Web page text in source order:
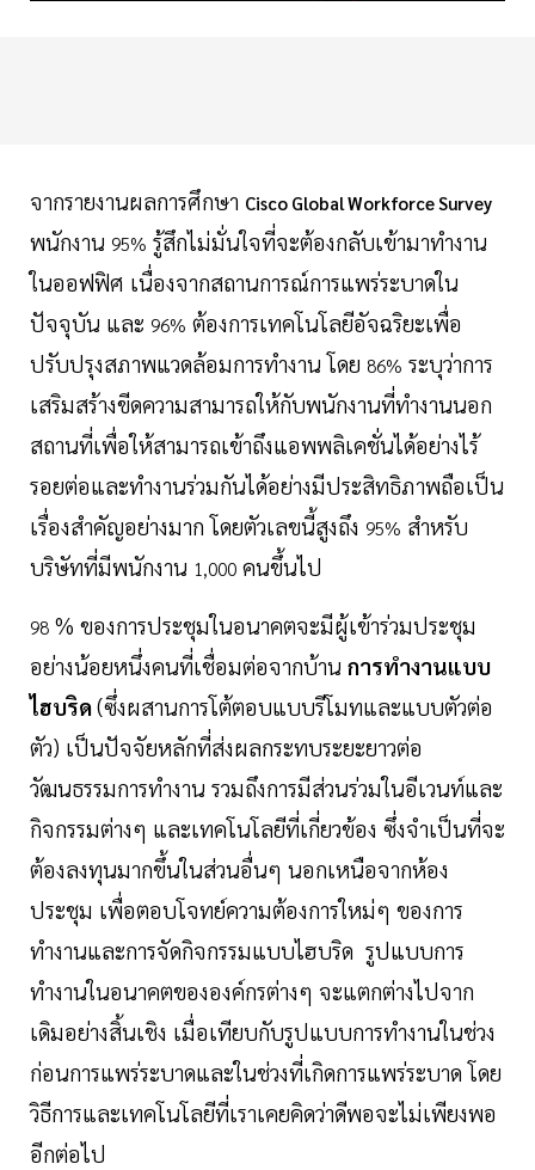
จากรายงานผลการศึกษา Cisco Global Workforce Survey
พนักงาน 95% รู้สึกไม่มั่นใจที่จะต้องกลับเข้ามาทำงาน
ในออฟฟิศ เนื่องจากสถานการณ์การแพร่ระบาดใน
ปัจจุบัน และ 96% ต้องการเทคโนโลยีอัจฉริยะเพื่อ
ปรับปรุงสภาพแวดล้อมการทำงาน โดย 86% ระบุว่าการ
เสริมสร้างขีดความสามารถให้กับพนักงานที่ทำงานนอก
สถานที่เพื่อให้สามารถเข้าถึงแอพพลิเคชั่นได้อย่างไร้
รอยต่อและทำงานร่วมกันได้อย่างมีประสิทธิภาพถือเป็น
เรื่องสำคัญอย่างมาก โดยตัวเลขนี้สูงถึง 95% สำหรับ
บริษัทที่มีพนักงาน 1,000 คนขึ้นไป
98 % ของการประชุมในอนาคตจะมีผู้เข้าร่วมประชุม
อย่างน้อยหนึ่งคนที่เชื่อมต่อจากบ้าน การทำงานแบบ
ไฮบริด(ซึ่งผสานการโต้ตอบแบบรีโมทและแบบตัวต่อ
ตัว) เป็นปัจจัยหลักที่ส่งผลกระทบระยะยาวต่อ
วัฒนธรรมการทำงาน รวมถึงการมีส่วนร่วมในอีเวนท์และ
กิจกรรมต่างๆ และเทคโนโลยีที่เกี่ยวข้อง ซึ่งจำเป็นที่จะ
ต้องลงทุนมากขึ้นในส่วนอื่นๆ นอกเหนือจากห้อง
ประชุม เพื่อตอบโจทย์ความต้องการใหม่ๆ ของการ
ทำงานและการจัดกิจกรรมแบบไฮบริด รูปแบบการ
ทำงานในอนาคตขององค์กรต่างๆ จะแตกต่างไปจาก
เดิมอย่างสิ้นเชิง เมื่อเทียบกับรูปแบบการทำงานในช่วง
ก่อนการแพร่ระบาดและในช่วงที่เกิดการแพร่ระบาด โดย
วิธีการและเทคโนโลยีที่เราเคยคิดว่าดีพอจะไม่เพียงพอ
อีกต่อไป